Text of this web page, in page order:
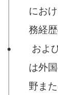
にお
務経
およ
は外
野ま